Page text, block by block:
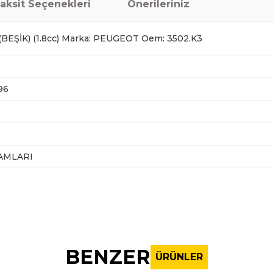
Seçenekleri Önerileriniz
(1.8cc) Marka: PEUGEOT Oem: 3502.K3
Yorum Yaz
BENZER ÜRÜNLER